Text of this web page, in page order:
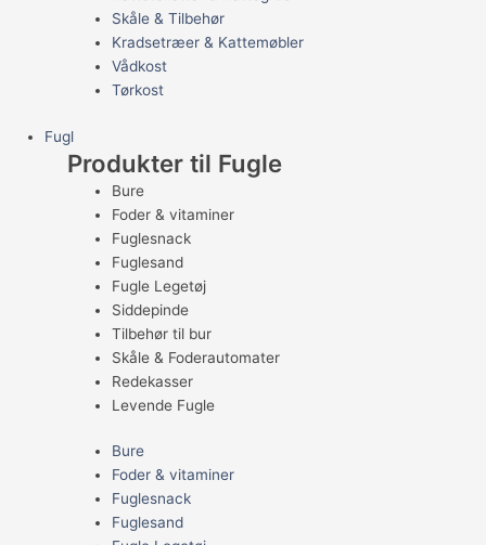
Skåle & Tilbehør
Kradsetræer & Kattemøbler
Vådkost
Tørkost
Fugl
Produkter til Fugle
Bure
Foder & vitaminer
Fuglesnack
Fuglesand
Fugle Legetøj
Siddepinde
Tilbehør til bur
Skåle & Foderautomater
Redekasser
Levende Fugle
Bure
Foder & vitaminer
Fuglesnack
Fuglesand